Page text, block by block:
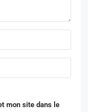
mon site dans le